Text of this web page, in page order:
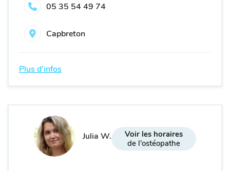
05 35 54 49 74
Capbreton
Plus d'infos
Julia W.
Voir les horaires
de l'ostéopathe